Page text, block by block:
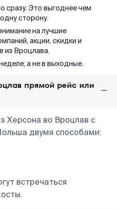
сразу. Это выгоднее чем
сторону.
на лучшие
акции, скидки и
из Вроцлава.
а не в выходные.
прямой рейс или
Херсона во Вроцлав с
двумя способами:
встречаться